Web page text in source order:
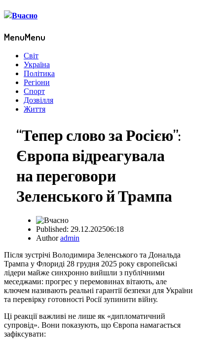
MenuMenu
Світ
Україна
Політика
Регіони
Спорт
Дозвілля
Життя
“Тепер слово за Росією”:
Європа відреагувала
на переговори
Зеленського й Трампа
Published: 29.12.202506:18
Authoradmin
Після зустрічі Володимира Зеленського та Дональда
Трампа у Флориді 28 грудня 2025 року європейські
лідери майже синхронно вийшли з публічними
меседжами: прогрес у перемовинах вітають, але
ключем називають реальні гарантії безпеки для України
та перевірку готовності Росії зупинити війну.
Ці реакції важливі не лише як «дипломатичний
супровід». Вони показують, що Європа намагається
зафіксувати: